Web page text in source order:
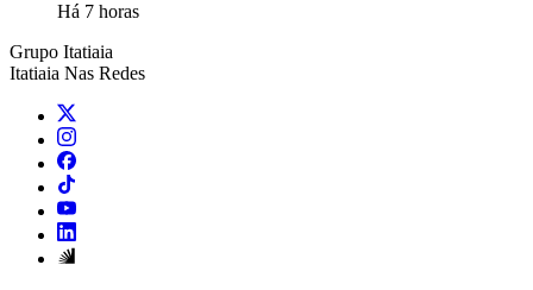
Há 7 horas
Grupo Itatiaia
Itatiaia Nas Redes